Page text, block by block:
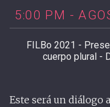
5:00 PM -
FILBo 2021 -
cuerpo plural -
Este será un diálogo